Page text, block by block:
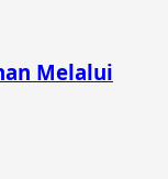
Melalui